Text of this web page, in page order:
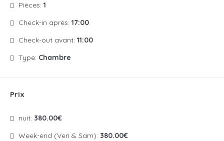
Pièces: 1
Check-in après: 17:00
Check-out avant: 11:00
Type: Chambre
Prix
nuit: 380.00€
Week-end (Ven & Sam): 380.00€